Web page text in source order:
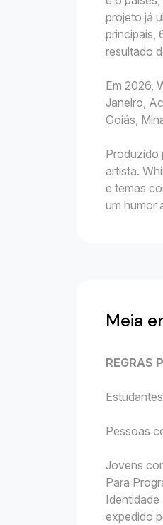
projeto já
principais,
resultado
Em 2026,
Janeiro,
Goiás,
Produzido
artista.
e temas
um humor
Meia
REGRAS
Pessoas
Jovens
Para
expedido